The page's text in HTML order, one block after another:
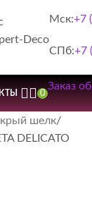
Deco
Мск:+7
СПб:+7
0
Заказ
шелк
DELICATO